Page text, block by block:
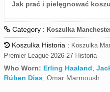
Jak prać i pielęgnować
Category : Koszulka
Koszulka Historia : Koszulka
Premier League 2026-27 Historia
Who Worn: Erling Haaland,
Rúben Dias, Omar Marmoush